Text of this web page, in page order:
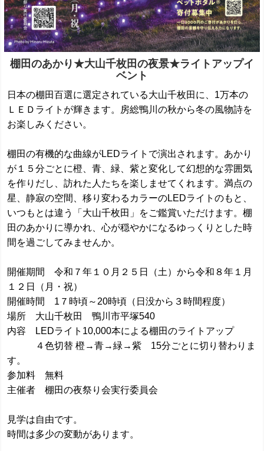
棚田のあかり★大山千枚田の夜景★ライトアップイ
ベント
日本の棚田百選に選定されている大山千枚田に、1万本の
ＬＥＤライトが輝きます。房総鴨川の秋から冬の風物詩を
お楽しみください。
棚田の有機的な曲線がLEDライトで演出されます。あかり
が１５分ごとに橙、青、緑、紫と変化して幻想的な雰囲気
を作りだし、訪れた人たちを楽しませてくれます。満点の
星、静寂の空間、移り変わるカラーのLEDライトのもと、
いつもとは違う「大山千枚田」をご鑑賞いただけます。棚
田のあかりに導かれ、心が穏やかになるゆっくりとした時
間を過ごしてみませんか。
開催期間 令和７年１０月２５日（土）から令和８年１月
１２日（月・祝）
開催時間 1７時頃～20時頃（日没から３時間程度）
場所 大山千枚田 鴨川市平塚540
内容 LEDライト10,000本による棚田のライトアップ
４色切替 橙→青→緑→紫 15分ごとに切り替わりま
す。
参加料 無料
主催者 棚田の夜祭り会実行委員会
見学は自由です。
時間は多少の変動があります。